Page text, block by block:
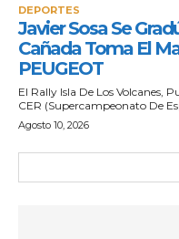
DEPORTES
Javier Sosa Se
Cañada Toma El
PEUGEOT
El Rally Isla De Los Volcanes,
CER (Supercampeonato De
Agosto 10, 2026